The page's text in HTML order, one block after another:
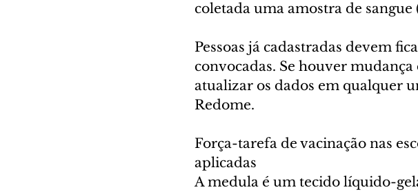
coletada uma amostra de sangue
Pessoas já cadastradas devem
convocadas. Se houver
atualizar os dados em qualquer
Redome.
Força-tarefa de vacinação nas
aplicadas
A medula é um tecido líquido-